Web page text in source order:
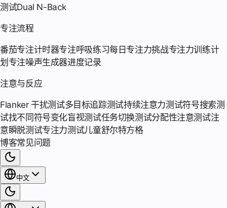
测试Dual N-Back
专注流程
番茄专注计时器专注呼吸练习每日专注力挑战专注力训练计
划 专注噪声生成器进度记录
注意与反应
Flanker 干扰测试多目标追踪测试持续注意力测试符号搜索测
试找不同符号变化盲视测试任务切换测试分配性注意测试注
意瞬脱测试专注力测试儿童舒尔特方格
博客常见问题
中文